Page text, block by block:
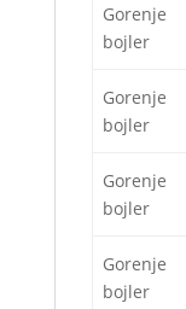
Gorenje
bojler
Gorenje
bojler
Gorenje
bojler
Gorenje
bojler